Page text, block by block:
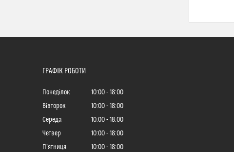
ГРАФІК РОБОТИ
Понеділок 10:00
18:00
Вівторок
10:00
18:00
Середа
10:00
18:00
Четвер
10:00
18:00
Пʼятниця
10:00
18:00